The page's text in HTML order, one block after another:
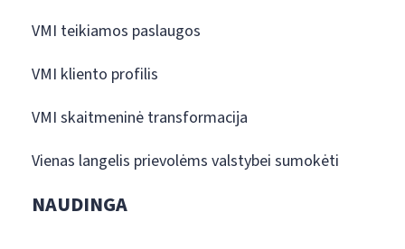
VMI teikiamos paslaugos
VMI kliento profilis
VMI skaitmeninė transformacija
Vienas langelis prievolėms valstybei sumokėti
NAUDINGA